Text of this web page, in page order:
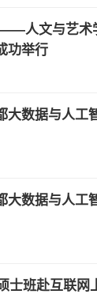
人文与艺术
功举行
大数据与人工
大数据与人工
士班赴互联网